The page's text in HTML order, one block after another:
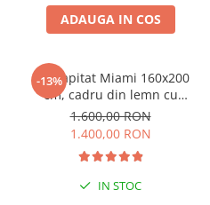
ADAUGA IN COS
-13%
Pat Tapitat Miami 160x200
cm, cadru din lemn cu
somiera fixa, Culoare Gri
1.600,00 RON
1.400,00 RON
IN STOC